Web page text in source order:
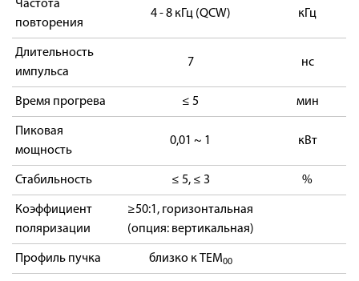
Частота
повторения
4 - 8 кГц (QCW) кГц
Длительность
импульса
7 нс
Время прогрева ≤ 5 мин
Пиковая
мощность
0,01 ~ 1 кВт
Стабильность ≤ 5, ≤ 3 %
Коэффициент
поляризации
≥50:1, горизонтальная
(опция: вертикальная)
Профиль пучка близко к TEM00